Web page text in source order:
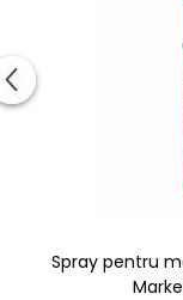
Spray pentru